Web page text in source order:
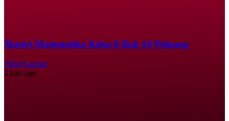
Materi Matematika Kelas 8 Bab 10 Peluang
Fifih Fauziah
2 hari ago